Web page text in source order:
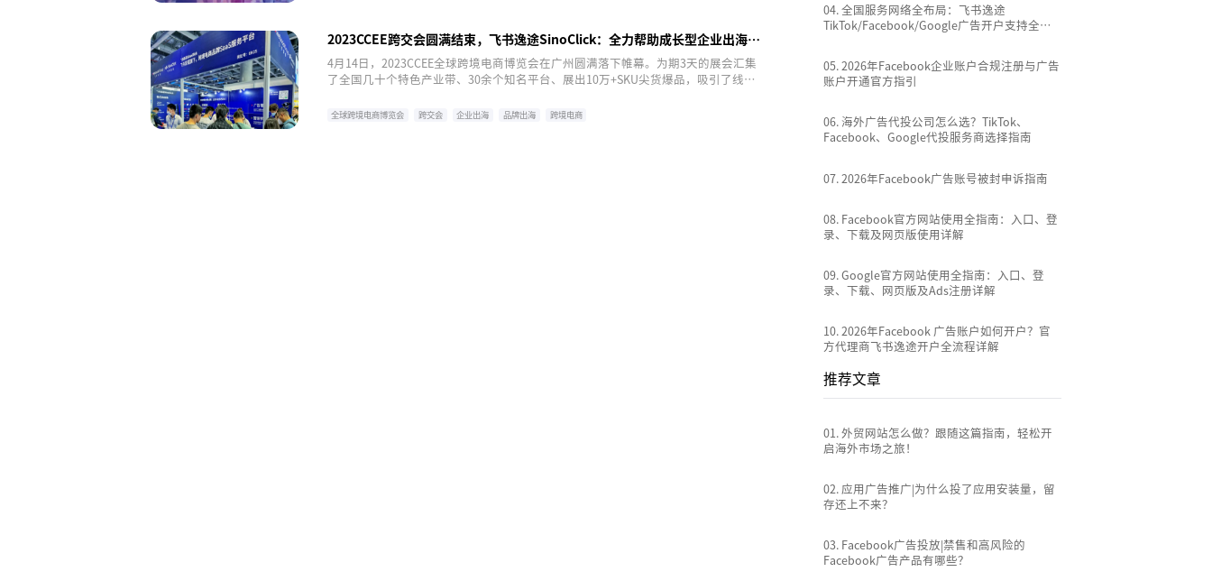
2023CCEE跨交会圆满结束，飞书逸途SinoClick：全力帮助成长型企业出海成
功
4月14日，2023CCEE全球跨境电商博览会在广州圆满落下帷幕。为期3天的展会汇集
了全国几十个特色产业带、30余个知名平台、展出10万+SKU尖货爆品，吸引了线上
全球跨境电商博览会 跨交会 企业出海 品牌出海 跨境电商
04.全国服务网络全布局：飞书逸途
TikTok/Facebook/Google广告开户支持全国
05.2026年Facebook企业账户合规注册与广告
账户开通官方指引
06.海外广告代投公司怎么选？TikTok、
Facebook、Google代投服务商选择指南
07.2026年Facebook广告账号被封申诉指南
08. Facebook官方网站使用全指南：入口、登
录、下载及网页版使用详解
09.Google官方网站使用全指南：入口、登
录、下载、网页版及Ads注册详解
10.2026年Facebook 广告账户如何开户？官
方代理商飞书逸途开户全流程详解
推荐文章
01.外贸网站怎么做？跟随这篇指南，轻松开
启海外市场之旅！
02. 应用广告推广|为什么投了应用安装量，留
存还上不来？
03. Facebook广告投放|禁售和高风险的
Facebook广告产品有哪些？